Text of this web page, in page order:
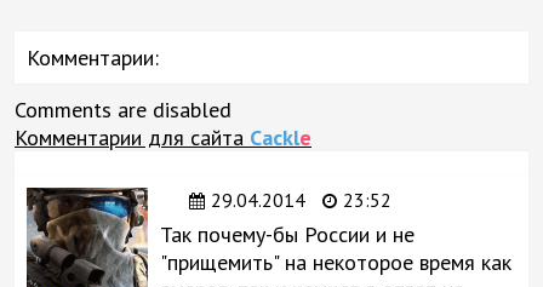
Комментарии:
Comments are disabled
Комментарии для сайта Cackle
29.04.2014 23:52
Так почему-бы России и не
"прищемить" на некоторое время как